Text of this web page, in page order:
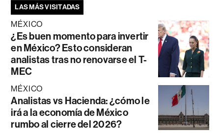
LAS MÁS VISITADAS
MÉXICO
¿Es buen momento para invertir
en México? Esto consideran
analistas tras no renovarse el T-
MEC
MÉXICO
Analistas vs Hacienda: ¿cómo le
irá a la economía de México
rumbo al cierre del 2026?